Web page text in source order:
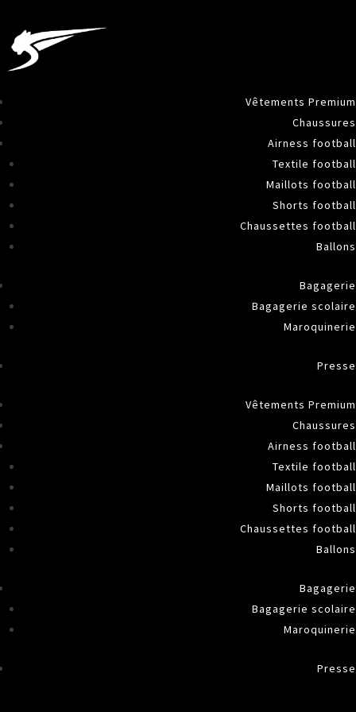
Vêtements Premium
Chaussures
Airness football
Textile football
Maillots football
Shorts football
Chaussettes football
Ballons
Bagagerie
Bagagerie scolaire
Maroquinerie
Presse
Vêtements Premium
Chaussures
Airness football
Textile football
Maillots football
Shorts football
Chaussettes football
Ballons
Bagagerie
Bagagerie scolaire
Maroquinerie
Presse